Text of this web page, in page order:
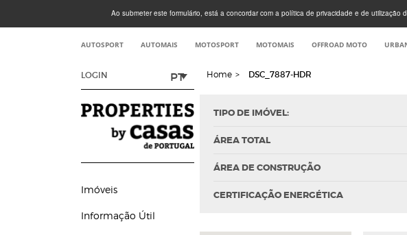
Ao submeter este formulário, está a concordar com a política de privacidade e de
AUTOSPORT AUTOMAIS MOTOSPORT MOTOMAIS OFFROAD MOTO
LOGIN PT
Imóveis
Informação Útil
Home > DSC_7887-HDR
TIPO DE IMÓVEL:
ÁREA TOTAL
ÁREA DE CONSTRUÇÃO
CERTIFICAÇÃO ENERGÉTICA